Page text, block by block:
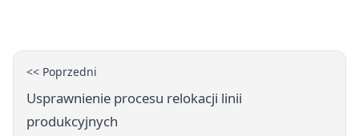
<< Poprzedni
Usprawnienie procesu relokacji linii
produkcyjnych